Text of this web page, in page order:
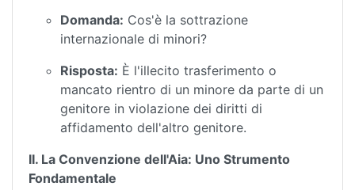
Domanda: Cos'è la sottrazione
internazionale di minori?
Risposta: È l'illecito trasferimento o
mancato rientro di un minore da parte di un
genitore in violazione dei diritti di
affidamento dell'altro genitore.
II. La Convenzione dell'Aia: Uno Strumento
Fondamentale